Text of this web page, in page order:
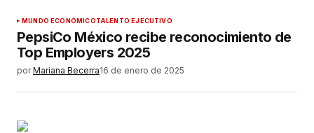
MUNDO ECONÓMICOTALENTO EJECUTIVO
PepsiCo México recibe reconocimiento de
Top Employers 2025
por Mariana Becerra16 de enero de 2025